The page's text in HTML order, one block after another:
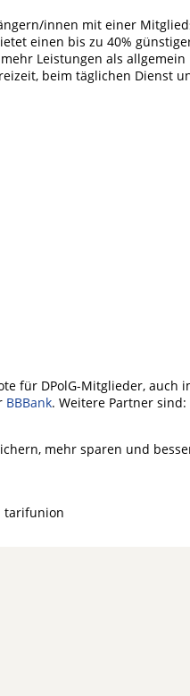
innen mit einer
einen bis zu 40%
Leistungen als allgemein
beim täglichen Dienst
für DPolG-Mitglieder, auch
BBBank. Weitere Partner sind:
mehr sparen und
tarifunion